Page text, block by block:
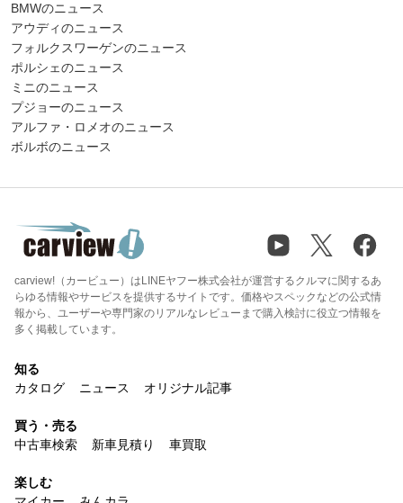
BMWのニュース
アウディのニュース
フォルクスワーゲンのニュース
ポルシェのニュース
ミニのニュース
プジョーのニュース
アルファ・ロメオのニュース
ボルボのニュース
carview!（カービュー）はLINEヤフー株式会社が運営するクルマに関するあ
らゆる情報やサービスを提供するサイトです。価格やスペックなどの公式情
報から、ユーザーや専門家のリアルなレビューまで購入検討に役立つ情報を
多く掲載しています。
知る
カタログ
ニュース オリジナル記事
買う・売る
中古車検索
新車見積り 車買取
楽しむ